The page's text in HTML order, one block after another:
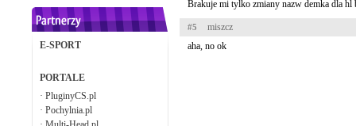
E-SPORT
PORTALE
· PluginyCS.pl
· Pochylnia.pl
Brakuje mi tylko zmiany nazw demka dla hl
#5
miszcz
aha, no ok